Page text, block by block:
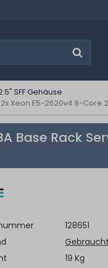
SFF Gehäuse
Xeon E5-2620v4 8-Core
Base Rack
128651
Gebraucht
19 Kg